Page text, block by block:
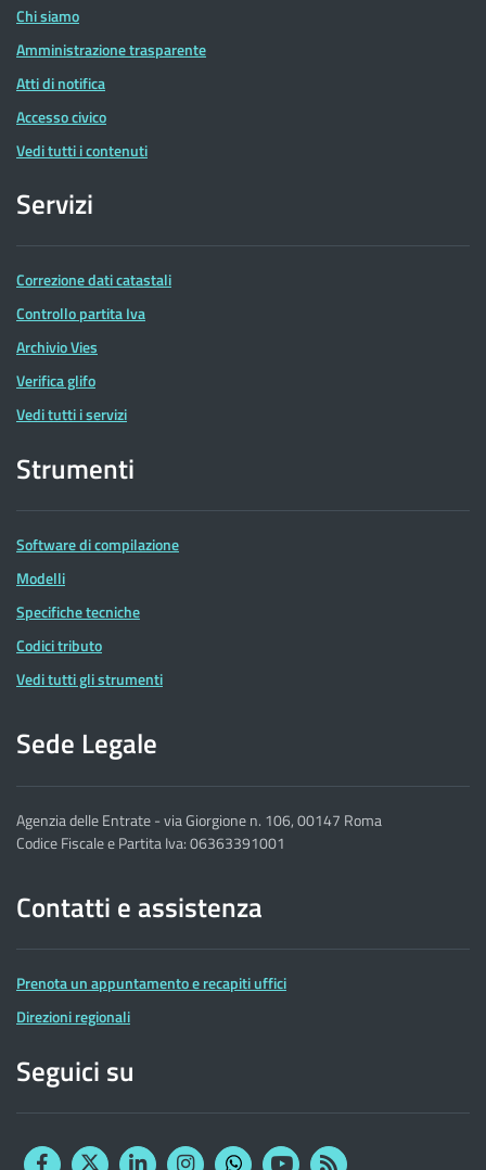
Chi siamo
Amministrazione trasparente
Atti di notifica
Accesso civico
Vedi tutti i contenuti
Servizi
Correzione dati catastali
Controllo partita Iva
Archivio Vies
Verifica glifo
Vedi tutti i servizi
Strumenti
Software di compilazione
Modelli
Specifiche tecniche
Codici tributo
Vedi tutti gli strumenti
Sede Legale
Agenzia delle Entrate - via Giorgione n. 106, 00147 Roma
Codice Fiscale e Partita Iva: 06363391001
Contatti e assistenza
Prenota un appuntamento e recapiti uffici
Direzioni regionali
Seguici su
FacebookTwitterLinkedinInstagram YouTubeRSS